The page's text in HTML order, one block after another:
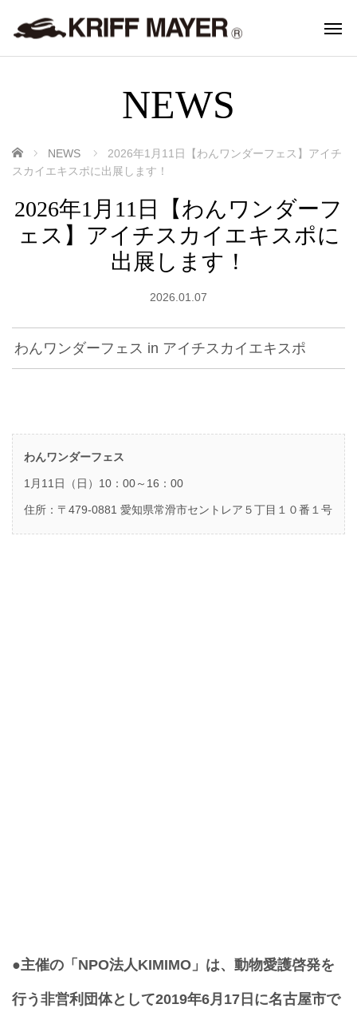
NEWS
ホーム NEWS
2026年1月11日【わんワンダーフェス】アイチ
スカイエキスポに出展します！
2026年1月11日【わんワンダーフ
ェス】アイチスカイエキスポに
出展します！
2026.01.07
わんワンダーフェス in アイチスカイエキスポ
わんワンダーフェス
1月11日（日）10：00～16：00
住所：〒479-0881 愛知県常滑市セントレア５丁目１０番１号
●主催の「NPO法人KIMIMO」は、動物愛護啓発を
行う非営利団体として2019年6月17日に名古屋市で